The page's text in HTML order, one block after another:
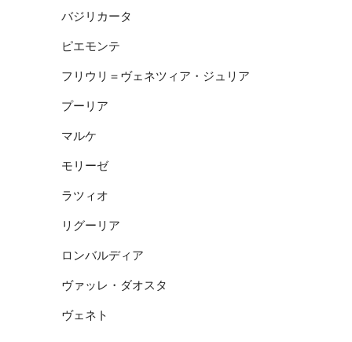
バジリカータ
ピエモンテ
フリウリ＝ヴェネツィア・ジュリア
プーリア
マルケ
モリーゼ
ラツィオ
リグーリア
ロンバルディア
ヴァッレ・ダオスタ
ヴェネト